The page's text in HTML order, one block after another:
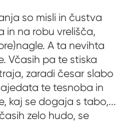
so misli in čustva
in na robu vrelišča,
A ta nevihta
Včasih pa te stiska
zaradi česar slabo
te tesnoba in
kaj se dogaja s tabo,...
zelo hudo, se